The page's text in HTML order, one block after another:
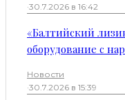
·30.7.2026 в 16:42
«Балтийский
оборудование с
Новости
·30.7.2026 в 15:39